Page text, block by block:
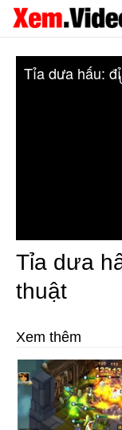
Tỉa dưa hấu:
Tỉa dưa
thuật
Xem thêm